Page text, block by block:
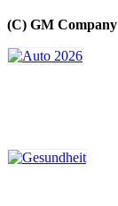
(C) GM Company